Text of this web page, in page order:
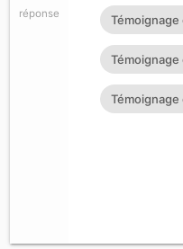
réponse
Témoignage